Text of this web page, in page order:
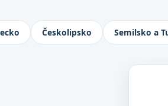
nad Nisou,
Českolipsko Semilsko a